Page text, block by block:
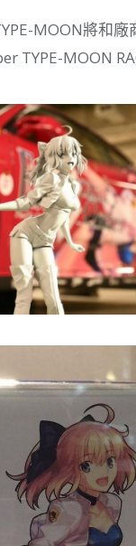
MOON將和
TYPE-MOON